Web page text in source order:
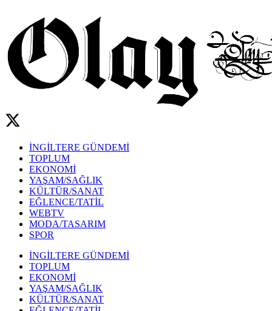
İNGİLTERE GÜNDEMİ
TOPLUM
EKONOMİ
YAŞAM/SAĞLIK
KÜLTÜR/SANAT
EĞLENCE/TATİL
WEBTV
MODA/TASARIM
SPOR
İNGİLTERE GÜNDEMİ
TOPLUM
EKONOMİ
YAŞAM/SAĞLIK
KÜLTÜR/SANAT